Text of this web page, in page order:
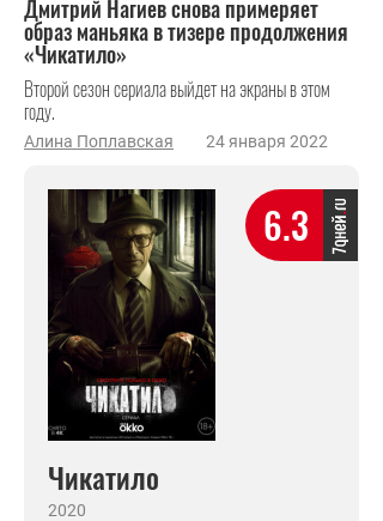
Дмитрий Нагиев снова примеряет
образ маньяка в тизере продолжения
«Чикатило»
Второй сезон сериала выйдет на экраны в этом
году.
Алина Поплавская 24 января 2022
Чикатило
2020
6.3